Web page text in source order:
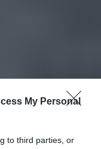
My Personal
to third parties, or